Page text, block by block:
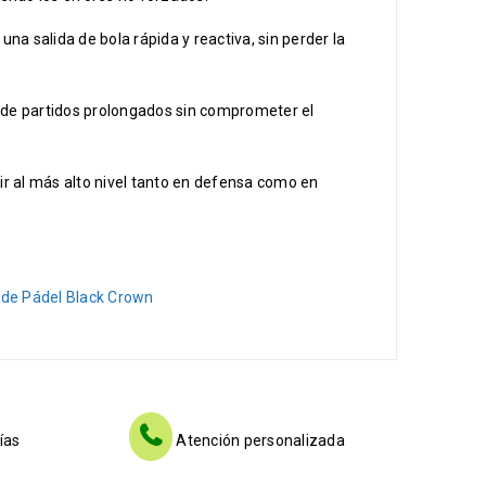
salida de bola rápida y reactiva, sin perder la
partidos prolongados sin comprometer el
al más alto nivel tanto en defensa como en
Pádel Black Crown
Atención personalizada